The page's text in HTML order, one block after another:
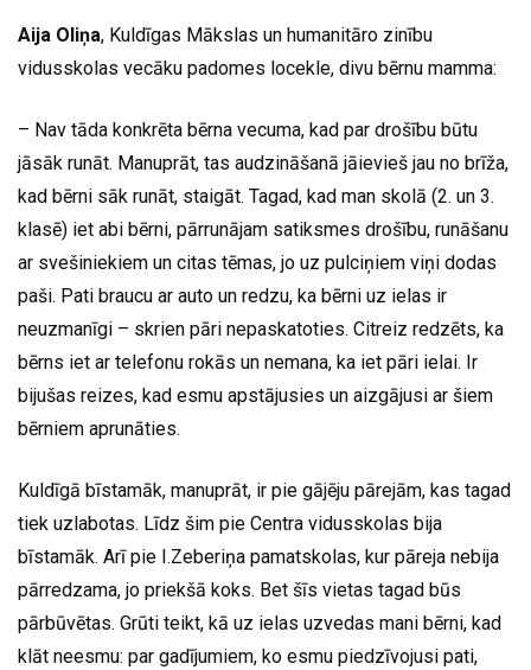
Aija Oliņa, Kuldīgas Mākslas un humanitāro zinību
vidusskolas vecāku padomes locekle, divu bērnu mamma:
– Nav tāda konkrēta bērna vecuma, kad par drošību būtu
jāsāk runāt. Manuprāt, tas audzināšanā jāievieš jau no brīža,
kad bērni sāk runāt, staigāt. Tagad, kad man skolā (2. un 3.
klasē) iet abi bērni, pārrunājam satiksmes drošību, runāšanu
ar svešiniekiem un citas tēmas, jo uz pulciņiem viņi dodas
paši. Pati braucu ar auto un redzu, ka bērni uz ielas ir
neuzmanīgi – skrien pāri nepaskatoties. Citreiz redzēts, ka
bērns iet ar telefonu rokās un nemana, ka iet pāri ielai. Ir
bijušas reizes, kad esmu apstājusies un aizgājusi ar šiem
bērniem aprunāties.
Kuldīgā bīstamāk, manuprāt, ir pie gājēju pārejām, kas tagad
tiek uzlabotas. Līdz šim pie Centra vidusskolas bija
bīstamāk. Arī pie I.Zeberiņa pamatskolas, kur pāreja nebija
pārredzama, jo priekšā koks. Bet šīs vietas tagad būs
pārbūvētas. Grūti teikt, kā uz ielas uzvedas mani bērni, kad
klāt neesmu: par gadījumiem, ko esmu piedzīvojusi pati,